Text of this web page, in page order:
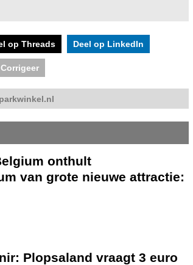
op Threads Deel op LinkedIn
Corrigeer
onthult
van grote nieuwe attractie:
Plopsaland vraagt 3 euro